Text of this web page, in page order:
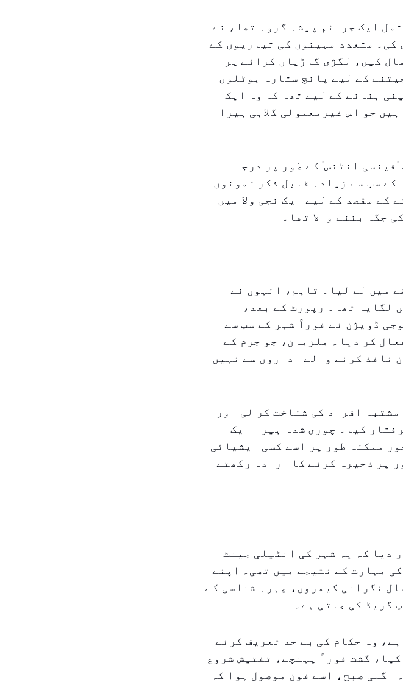
ایک جرائم پیشہ گروہ تھا، نے
کی۔ متعدد مہینوں کی تیاریوں کے
کیں، لگژی گاڑیاں کرائے پر
کے لیے پانچ ستارہ ہوٹلوں
بنانے کے لیے تھا کہ وہ ایک
جو اس غیرمعمولی گلابی ہیرا
انٹنس' کے طور پر درجہ
کے سب سے زیادہ قابل ذکر نمونوں
کے مقصد کے لیے ایک نجی ولا میں
جگہ بننے والا تھا۔
میں لے لیا۔ تاہم، انہوں نے
لگایا تھا۔ رپورٹ کے بعد،
ڈویژن نے فوراً شہر کے سب سے
کر دیا۔ ملزمان، جو جرم کے
نافذ کرنے والے اداروں سے نہیں
افراد کی شناخت کر لی اور
کیا۔ چوری شدہ ہیرا ایک
ممکنہ طور پر اسے کسی ایشیائی
پر ذخیرہ کرنے کا ارادہ رکھتے
دیا کہ یہ شہر کی انٹیلی جینٹ
مہارت کے نتیجے میں تھی۔ اپنے
نگرانی کیمروں، چہرہ شناسی کے
گریڈ کی جاتی ہے۔
کر رہا ہے، وہ حکام کی بے حد تعریف کرنے
گشت فوراً پہنچے، تفتیش شروع
اگلی صبح، اسے فون موصول ہوا کہ